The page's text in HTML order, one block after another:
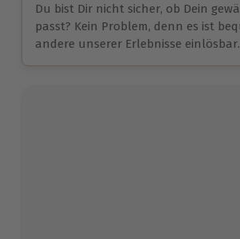
Du bist Dir nicht sicher, ob Dein
passt? Kein Problem, denn es ist
andere unserer Erlebnisse einlösbar.